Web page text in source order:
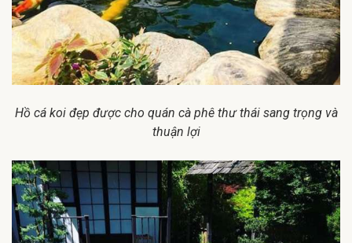
Hồ cá koi đẹp được cho quán cà phê thư thái sang trọng và
thuận lợi